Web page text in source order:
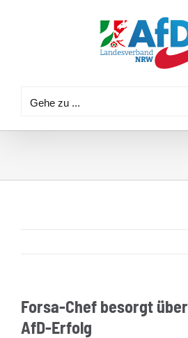
Gehe zu ...
Forsa-Chef besorgt
AfD-Erfolg